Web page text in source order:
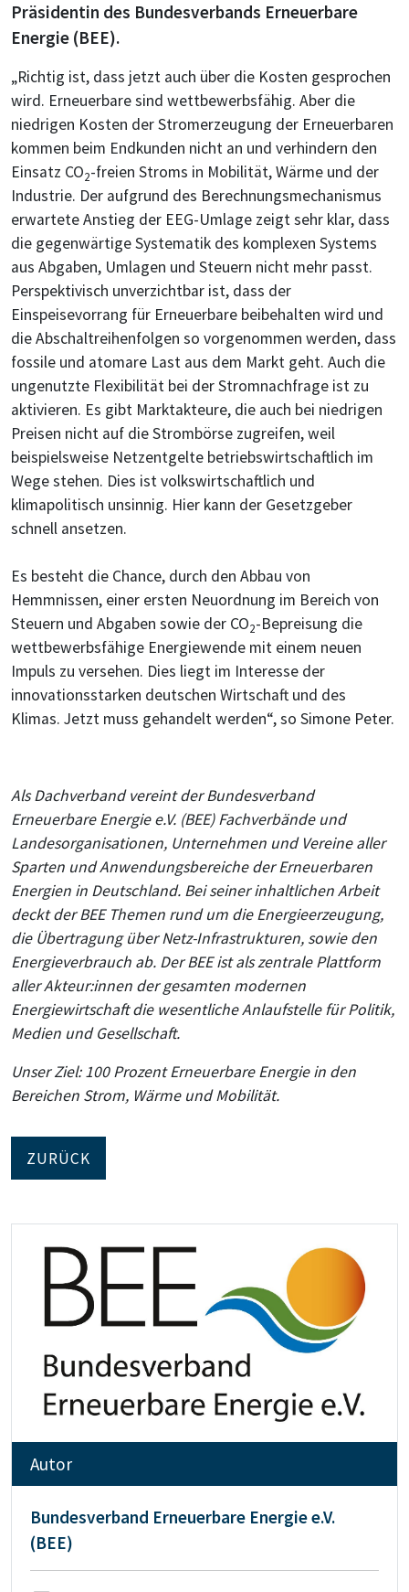
Präsidentin des Bundesverbands Erneuerbare
Energie (BEE).
„Richtig ist, dass jetzt auch über die Kosten gesprochen
wird. Erneuerbare sind wettbewerbsfähig. Aber die
niedrigen Kosten der Stromerzeugung der Erneuerbaren
kommen beim Endkunden nicht an und verhindern den
Einsatz CO2-freien Stroms in Mobilität, Wärme und der
Industrie. Der aufgrund des Berechnungsmechanismus
erwartete Anstieg der EEG-Umlage zeigt sehr klar, dass
die gegenwärtige Systematik des komplexen Systems
aus Abgaben, Umlagen und Steuern nicht mehr passt.
Perspektivisch unverzichtbar ist, dass der
Einspeisevorrang für Erneuerbare beibehalten wird und
die Abschaltreihenfolgen so vorgenommen werden, dass
fossile und atomare Last aus dem Markt geht. Auch die
ungenutzte Flexibilität bei der Stromnachfrage ist zu
aktivieren. Es gibt Marktakteure, die auch bei niedrigen
Preisen nicht auf die Strombörse zugreifen, weil
beispielsweise Netzentgelte betriebswirtschaftlich im
Wege stehen. Dies ist volkswirtschaftlich und
klimapolitisch unsinnig. Hier kann der Gesetzgeber
schnell ansetzen.
Es besteht die Chance, durch den Abbau von
Hemmnissen, einer ersten Neuordnung im Bereich von
Steuern und Abgaben sowie der CO2-Bepreisung die
wettbewerbsfähige Energiewende mit einem neuen
Impuls zu versehen. Dies liegt im Interesse der
innovationsstarken deutschen Wirtschaft und des
Klimas. Jetzt muss gehandelt werden“, so Simone Peter.
Als Dachverband vereint der Bundesverband
Erneuerbare Energie e.V. (BEE) Fachverbände und
Landesorganisationen, Unternehmen und Vereine aller
Sparten und Anwendungsbereiche der Erneuerbaren
Energien in Deutschland. Bei seiner inhaltlichen Arbeit
deckt der BEE Themen rund um die Energieerzeugung,
die Übertragung über Netz-Infrastrukturen, sowie den
Energieverbrauch ab. Der BEE ist als zentrale Plattform
aller Akteur:innen der gesamten modernen
Energiewirtschaft die wesentliche Anlaufstelle für Politik,
Medien und Gesellschaft.
Unser Ziel: 100 Prozent Erneuerbare Energie in den
Bereichen Strom, Wärme und Mobilität.
ZURÜCK
Autor
Bundesverband Erneuerbare Energie e.V.
(BEE)